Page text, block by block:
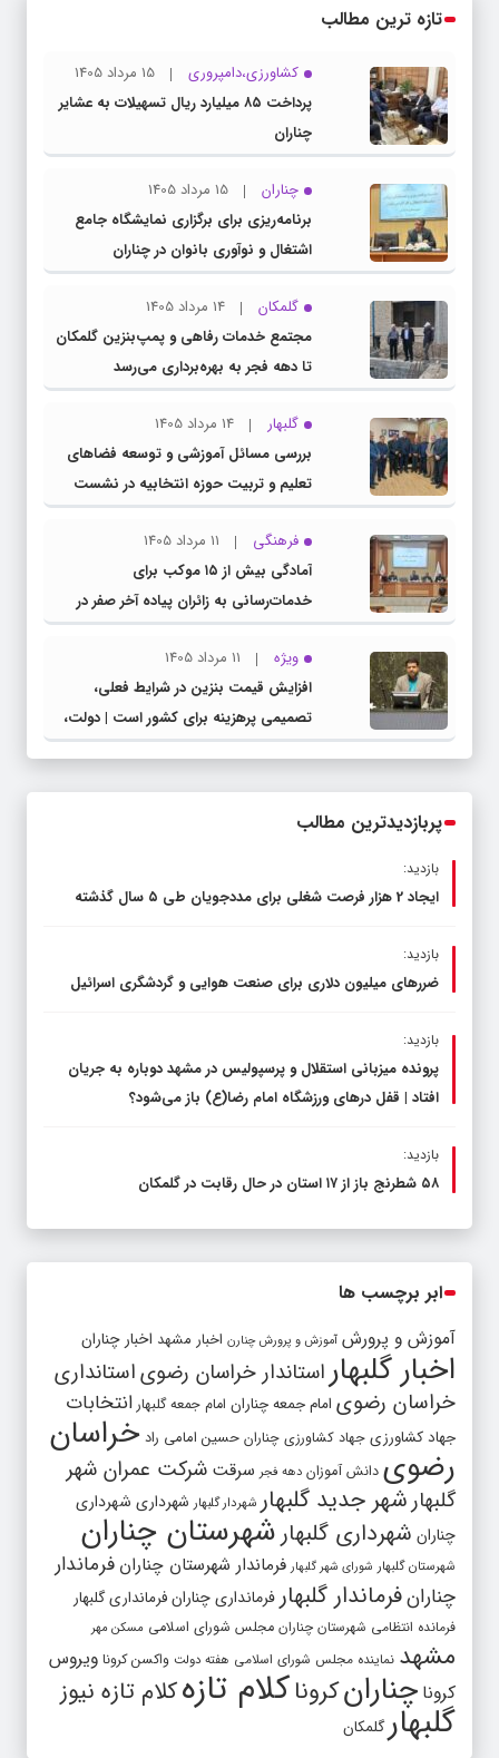
تازه ترین مطالب
کشاورزی،دامپروری
15 مرداد 1405
پرداخت ۸۵ میلیارد ریال تسهیلات به عشایر
چناران
چناران
15 مرداد 1405
برنامه‌ریزی برای برگزاری نمایشگاه جامع
اشتغال و نوآوری بانوان در چناران
گلمکان
14 مرداد 1405
مجتمع خدمات رفاهی و پمپ‌بنزین گلمکان
تا دهه فجر به بهره‌برداری می‌رسد
گلبهار
14 مرداد 1405
بررسی مسائل آموزشی و توسعه فضاهای
تعلیم و تربیت حوزه انتخابیه در نشست
مشترک عضو کمیسیون آموزش مجلس با
مدیرکل آموزش و پرورش خراسان رضوی
فرهنگی
11 مرداد 1405
آمادگی بیش از ۱۵ موکب برای
خدمات‌رسانی به زائران پیاده آخر صفر در
شهرستان چناران
ویژه
11 مرداد 1405
افزایش قیمت بنزین در شرایط فعلی،
تصمیمی پرهزینه برای کشور است | دولت،
قاچاق سوخت و عوامل اصلی ناترازی را
پربازدیدترین مطالب
بازدید:
ایجاد 2 هزار فرصت شغلی برای مددجویان طی ۵ سال گذشته
بازدید:
ضررهای میلیون دلاری برای صنعت هوایی و گردشگری اسرائیل
بازدید:
پرونده میزبانی استقلال و پرسپولیس در مشهد دوباره به جریان
افتاد | قفل در‌های ورزشگاه امام رضا(ع) باز می‌شود؟
بازدید:
۵۸ شطرنج‌ باز از ۱۷ استان در حال رقابت در گلمکان
ابر برچسب ها
آموزش و پرورش آموزش و پرورش چنارن اخبار مشهد اخبار چناران
اخبار گلبهار استاندار خراسان رضویاستانداری
خراسان رضوی امام جمعه چناران امام جمعه گلبهار انتخابات
جهاد کشاورزی جهاد کشاورزی چناران حسین امامی راد خراسان
رضوی دانش آموزان دهه فجر سرقت شرکت عمران شهر
گلبهارشهر جدید گلبهار شهردار گلبهار شهرداری شهرداری
چناران شهرداری گلبهارشهرستان چناران
شهرستان گلبهار شورای شهر گلبهار فرماندار شهرستان چناران فرماندار
چنارانفرماندار گلبهار فرمانداری چنارانفرمانداری گلبهار
فرمانده انتظامی شهرستان چناران مجلس شورای اسلامی مسکن مهر
مشهد نماینده مجلس شورای اسلامی هفته دولت واکسن کرونا ویروس
کرونا چنارانکروناکلام تازهکلام تازه نیوز
گلبهارگلمکان